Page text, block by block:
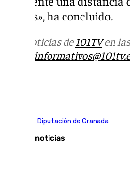
las dos», ha concluido.
Más noticias de101TVen
Diputación de Granada
Últimas noticias